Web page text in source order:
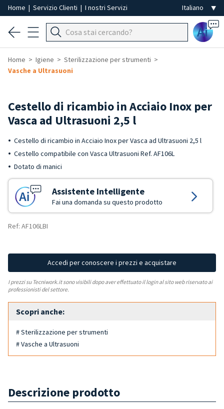
Home | Servizio Clienti | I nostri Servizi
Ai
Home Igiene
Sterilizzazione per strumenti
Vasche a Ultrasuoni
Cestello di ricambio in Acciaio Inox per
Vasca ad Ultrasuoni 2,5 l
Cestello di ricambio in Acciaio Inox per Vasca ad Ultrasuoni 2,5 l
Cestello compatibile con Vasca Ultrasuoni Ref. AF106L
Dotato di manici
Assistente Intelligente
Fai una domanda su questo prodotto
Ref: AF106LBI
Accedi per conoscere i prezzi e acquistare
I prezzi su Tecniwork.it sono visibili dopo aver effettuato il login al sito web riservato ai
professionisti del settore.
Scopri anche:
# Sterilizzazione per strumenti
# Vasche a Ultrasuoni
Descrizione prodotto